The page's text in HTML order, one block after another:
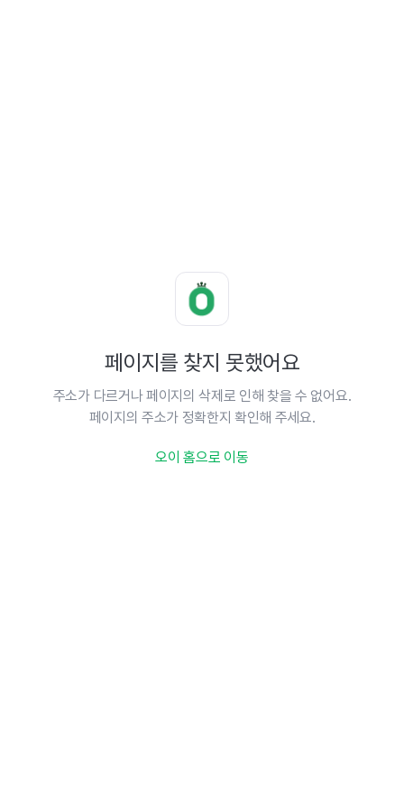
페이지를 찾지 못했어요
주소가 다르거나 페이지의 삭제로 인해 찾을 수 없어요.
페이지의 주소가 정확한지 확인해 주세요.
오이 홈으로 이동